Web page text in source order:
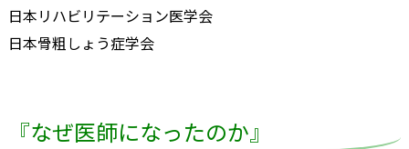
日本リハビリテーション医学会
日本骨粗しょう症学会
『なぜ医師になったのか』